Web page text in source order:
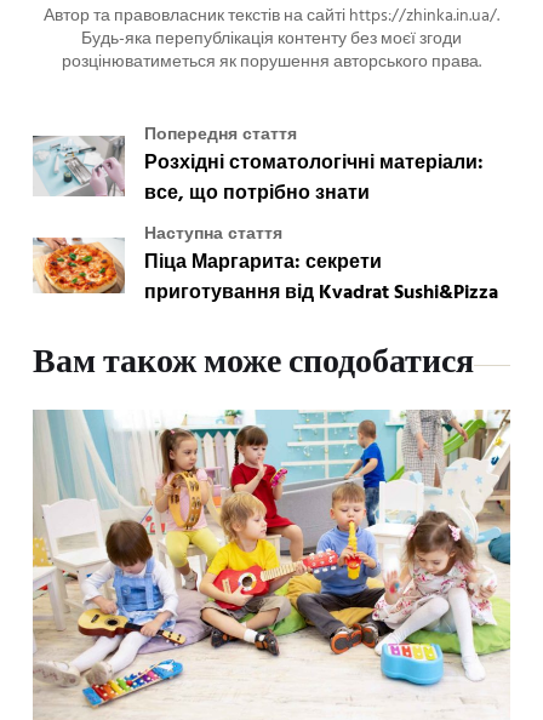
Автор та правовласник текстів на сайті https://zhinka.in.ua/.
Будь-яка перепублікація контенту без моєї згоди
розцінюватиметься як порушення авторського права.
Попередня стаття
Розхідні стоматологічні матеріали:
все, що потрібно знати
Наступна стаття
Піца Маргарита: секрети
приготування від Kvadrat Sushi&Pizza
Вам також може сподобатися